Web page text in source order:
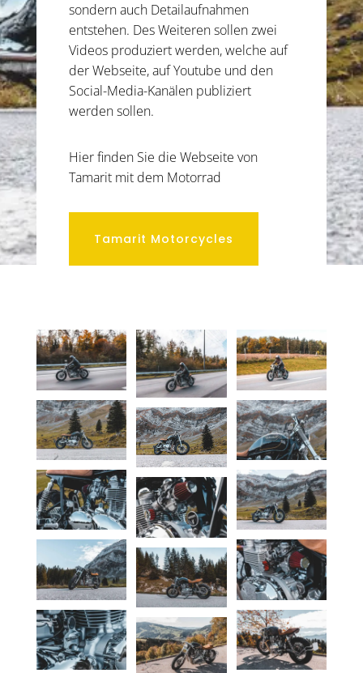
sondern auch Detailaufnahmen
entstehen. Des Weiteren sollen zwei
Videos produziert werden, welche auf
der Webseite, auf Youtube und den
Social-Media-Kanälen publiziert
werden sollen.
Hier finden Sie die Webseite von
Tamarit mit dem Motorrad
Tamarit Motorcycles